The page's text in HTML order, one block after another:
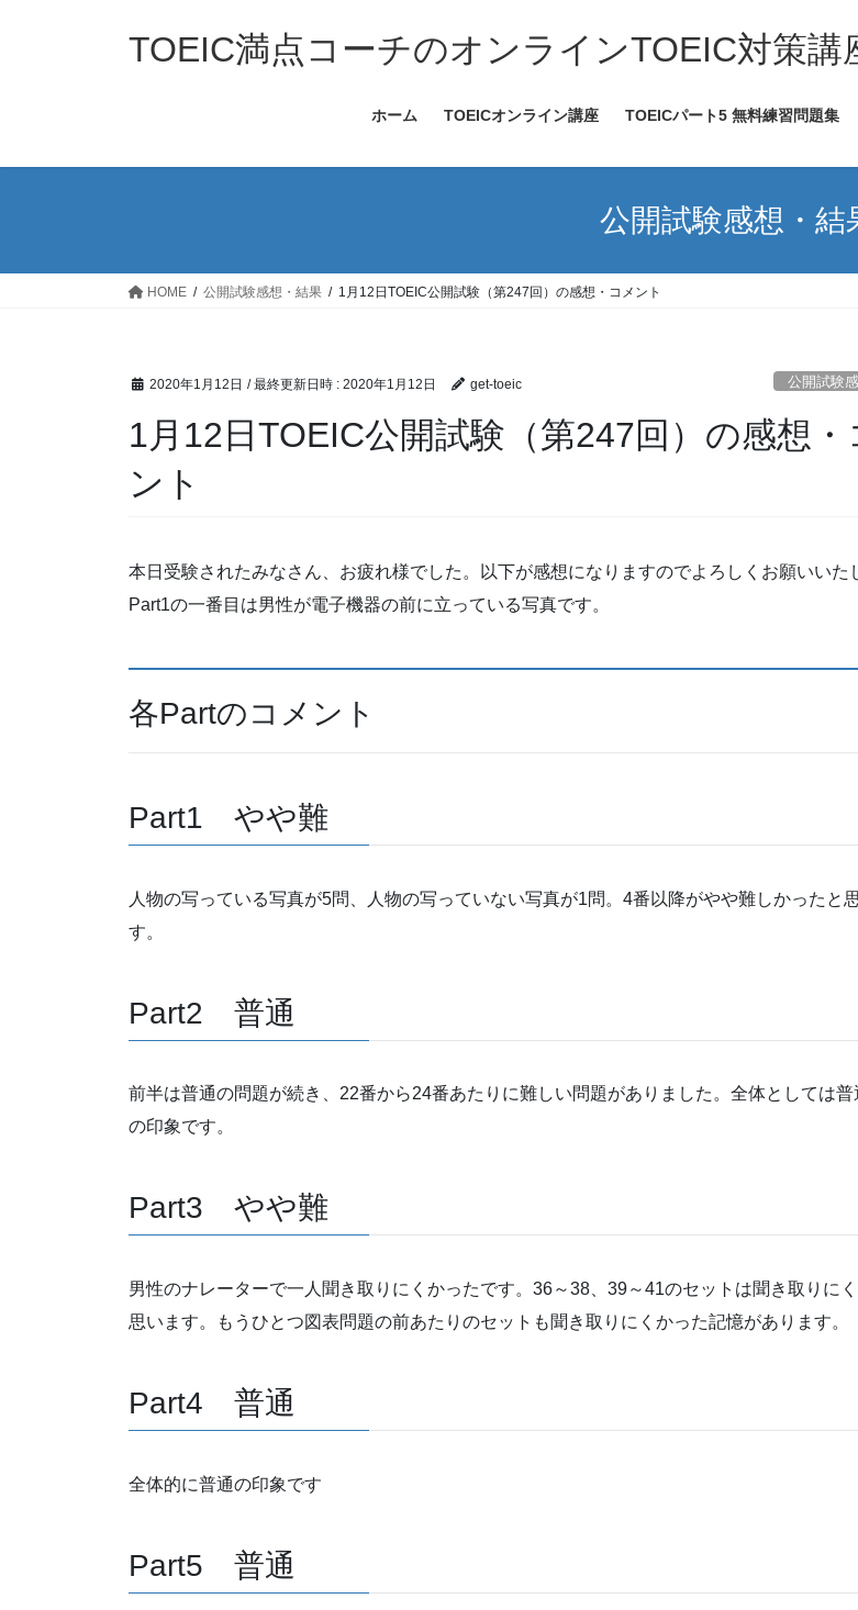
ス
ン
TOEIC満点コーチのオンラインTOEIC対策講
ホーム TOEICオンライン講座 TOEICパート5 無料練習問題集
公開試験感想・結
HOME 公開試験感想・結果 1月12日TOEIC公開試験（第247回）の感想・コメント
2020年1月12日 / 最終更新日時 : 2020年1月12日 get-toeic 公開試験
1月12日TOEIC公開試験（第247回）の感想・
ント
本日受験されたみなさん、お疲れ様でした。以下が感想になりますのでよろしくお願いいた
Part1の一番目は男性が電子機器の前に立っている写真です。
各Partのコメント
Part1 やや難
人物の写っている写真が5問、人物の写っていない写真が1問。4番以降がやや難しかったと
す。
Part2 普通
前半は普通の問題が続き、22番から24番あたりに難しい問題がありました。全体としては普
の印象です。
Part3 やや難
男性のナレーターで一人聞き取りにくかったです。36～38、39～41のセットは聞き取りに
思います。もうひとつ図表問題の前あたりのセットも聞き取りにくかった記憶があります。
Part4 普通
全体的に普通の印象です
Part5 普通